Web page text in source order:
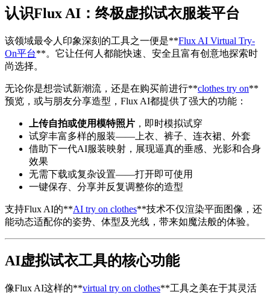
认识Flux AI：终极虚拟试衣服装平台
该领域最令人印象深刻的工具之一便是**Flux AI Virtual Try-
On平台**。它让任何人都能快速、安全且富有创意地探索时
尚选择。
无论你是想尝试新潮流，还是在购买前进行**clothes try on**
预览，或与朋友分享造型，Flux AI都提供了强大的功能：
上传自拍或使用模特照片 ，即时模拟试穿
试穿丰富多样的服装——上衣、裤子、连衣裙、外套
借助下一代AI服装映射，展现逼真的垂感、光影和合身
效果
无需下载或复杂设置——打开即可使用
一键保存、分享并反复调整你的造型
支持Flux AI的**AI try on clothes**技术不仅渲染平面图像，还
能动态适配你的姿势、体型及光线，带来如魔法般的体验。
AI虚拟试衣工具的核心功能
像Flux AI这样的**virtual try on clothes**工具之美在于其灵活